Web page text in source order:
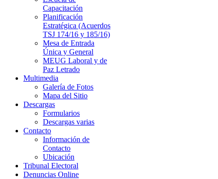
Capacitación
Planificación
Estratégica (Acuerdos
TSJ 174/16 y 185/16)
Mesa de Entrada
Única y General
MEUG Laboral y de
Paz Letrado
Multimedia
Galería de Fotos
Mapa del Sitio
Descargas
Formularios
Descargas varias
Contacto
Información de
Contacto
Ubicación
Tribunal Electoral
Denuncias Online